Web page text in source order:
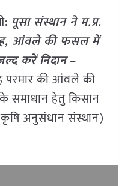
पूसा संस्थान ने म.प्र.
आंवले की फसल में
करें निदान–
परमार की आंवले की
हेतु किसान
कृषि अनुसंधान संस्थान)